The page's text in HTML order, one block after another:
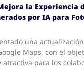
la Experiencia
por IA para
una
Maps, con el
atractiva para los